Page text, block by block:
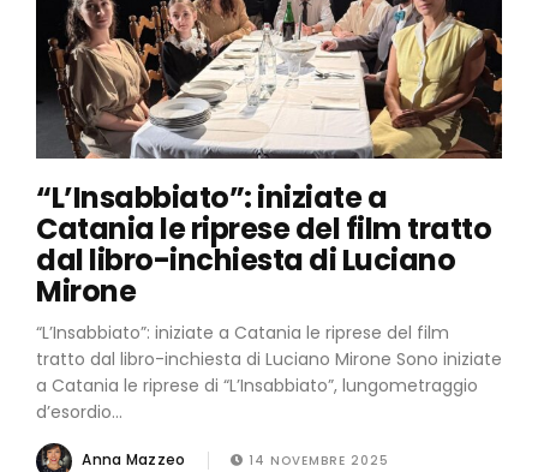
“L’Insabbiato”: iniziate a
Catania le riprese del film tratto
dal libro-inchiesta di Luciano
Mirone
“L’Insabbiato”: iniziate a Catania le riprese del film
tratto dal libro-inchiesta di Luciano Mirone Sono iniziate
a Catania le riprese di “L’Insabbiato”, lungometraggio
d’esordio...
Anna Mazzeo 14 NOVEMBRE 2025